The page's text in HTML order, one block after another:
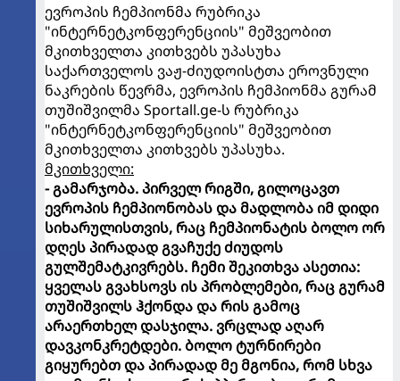
ევროპის ჩემპიონმა რუბრიკა
"ინტერნეტკონფერენციის" მეშვეობით
მკითხველთა კითხვებს უპასუხა
საქართველოს ვაჟ-ძიუდოისტთა ეროვნული
ნაკრების წევრმა, ევროპის ჩემპიონმა გურამ
თუშიშვილმა Sportall.ge-ს რუბრიკა
"ინტერნეტკონფერენციის" მეშვეობით
მკითხველთა კითხვებს უპასუხა.
მკითხველი:
- გამარჯობა. პირველ რიგში, გილოცავთ
ევროპის ჩემპიონობას და მადლობა იმ დიდი
სიხარულისთვის, რაც ჩემპიონატის ბოლო ორ
დღეს პირადად გვაჩუქე ძიუდოს
გულშემატკივრებს. ჩემი შეკითხვა ასეთია:
ყველას გვახსოვს ის პრობლემები, რაც გურამ
თუშიშვილს ჰქონდა და რის გამოც
არაერთხელ დასჯილა. ვრცლად აღარ
დავკონკრეტდები. ბოლო ტურნირები
გიყურებთ და პირადად მე მგონია, რომ სხვა